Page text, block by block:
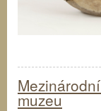
muzeu